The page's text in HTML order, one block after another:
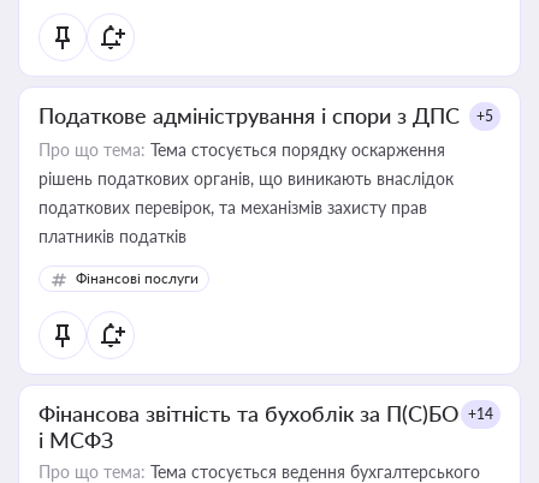
Податкове адміністрування і спори з ДПС +5
Про що тема: Тема стосується порядку оскарження
рішень податкових органів, що виникають внаслідок
податкових перевірок, та механізмів захисту прав
платників податків
Фінансові послуги
Фінансова звітність та бухоблік за П(С)БО
і МСФЗ
+14
Про що тема: Тема стосується ведення бухгалтерського